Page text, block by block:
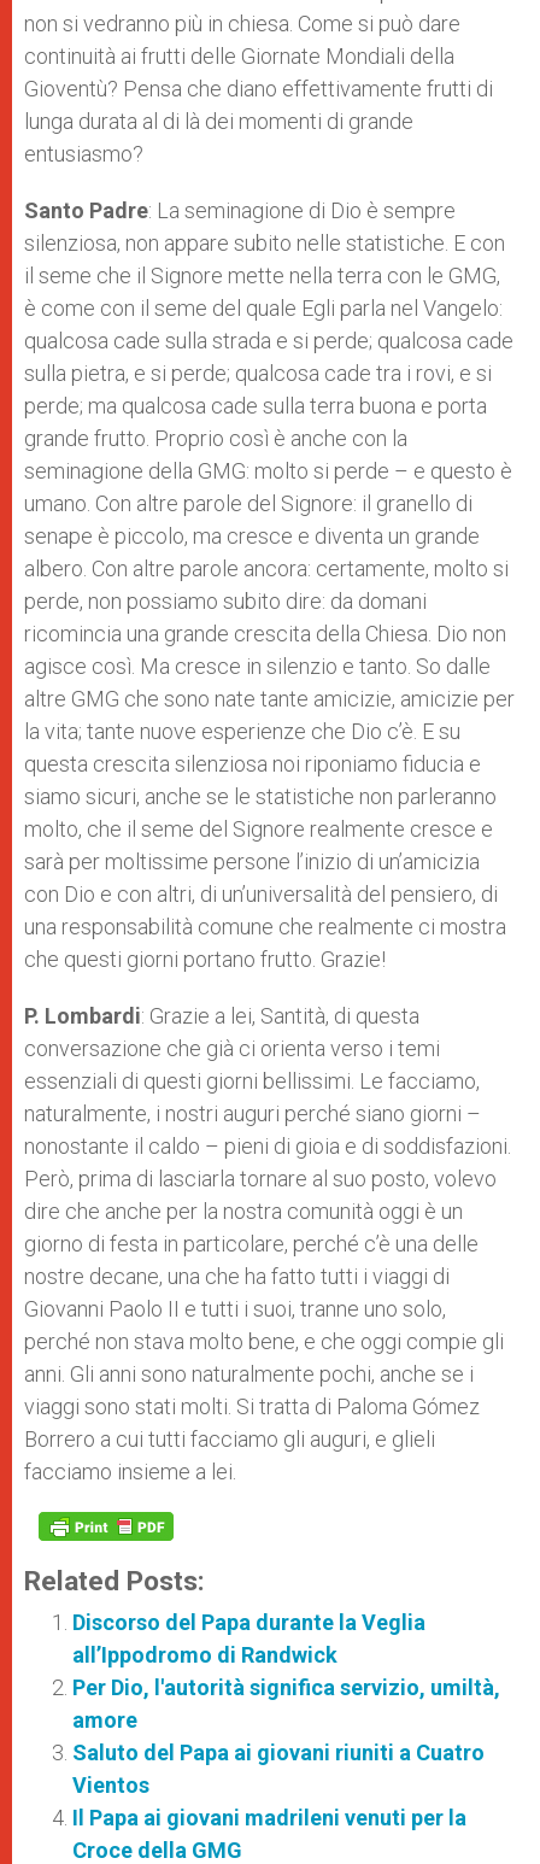
non si vedranno più in chiesa. Come si può dare
continuità ai frutti delle Giornate Mondiali della
Gioventù? Pensa che diano effettivamente frutti di
lunga durata al di là dei momenti di grande
entusiasmo?
Santo Padre: La seminagione di Dio è sempre
silenziosa, non appare subito nelle statistiche. E con
il seme che il Signore mette nella terra con le GMG,
è come con il seme del quale Egli parla nel Vangelo:
qualcosa cade sulla strada e si perde; qualcosa cade
sulla pietra, e si perde; qualcosa cade tra i rovi, e si
perde; ma qualcosa cade sulla terra buona e porta
grande frutto. Proprio così è anche con la
seminagione della GMG: molto si perde – e questo è
umano. Con altre parole del Signore: il granello di
senape è piccolo, ma cresce e diventa un grande
albero. Con altre parole ancora: certamente, molto si
perde, non possiamo subito dire: da domani
ricomincia una grande crescita della Chiesa. Dio non
agisce così. Ma cresce in silenzio e tanto. So dalle
altre GMG che sono nate tante amicizie, amicizie per
la vita; tante nuove esperienze che Dio c’è. E su
questa crescita silenziosa noi riponiamo fiducia e
siamo sicuri, anche se le statistiche non parleranno
molto, che il seme del Signore realmente cresce e
sarà per moltissime persone l’inizio di un’amicizia
con Dio e con altri, di un’universalità del pensiero, di
una responsabilità comune che realmente ci mostra
che questi giorni portano frutto. Grazie!
P. Lombardi: Grazie a lei, Santità, di questa
conversazione che già ci orienta verso i temi
essenziali di questi giorni bellissimi. Le facciamo,
naturalmente, i nostri auguri perché siano giorni –
nonostante il caldo – pieni di gioia e di soddisfazioni.
Però, prima di lasciarla tornare al suo posto, volevo
dire che anche per la nostra comunità oggi è un
giorno di festa in particolare, perché c’è una delle
nostre decane, una che ha fatto tutti i viaggi di
Giovanni Paolo II e tutti i suoi, tranne uno solo,
perché non stava molto bene, e che oggi compie gli
anni. Gli anni sono naturalmente pochi, anche se i
viaggi sono stati molti. Si tratta di Paloma Gómez
Borrero a cui tutti facciamo gli auguri, e glieli
facciamo insieme a lei.
Related Posts:
Discorso del Papa durante la Veglia
all’Ippodromo di Randwick
Per Dio, l'autorità significa servizio, umiltà,
amore
Saluto del Papa ai giovani riuniti a Cuatro
Vientos
Il Papa ai giovani madrileni venuti per la
Croce della GMG